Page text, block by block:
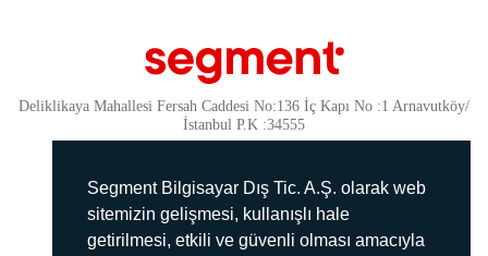
Segment Bilgisayar Dış Tic. A.Ş. olarak web
sitemizin gelişmesi, kullanışlı hale
getirilmesi, etkili ve güvenli olması amacıyla
Deliklikaya Mahallesi Fersah Caddesi No:136 İç Kapı No :1 Arnavutköy/
İstanbul P.K :34555
Güvenlik
KVKK Politikamız
Gizlilik Politikamız
Aydınlatma Metni